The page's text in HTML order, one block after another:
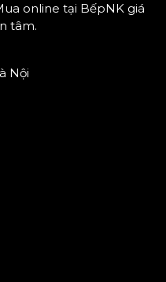
online tại BếpNK giá
tâm.
Nội